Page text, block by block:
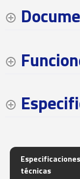
Especificaciones
técnicas